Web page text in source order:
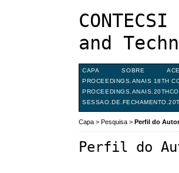
and
CAPA SOBRE
PROCEEDINGS.ANAIS 18TH
Capa >Pesquisa >Perfil do
Perfil do